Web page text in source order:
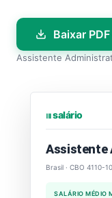
Baixar
Assistente
⏐⏐⏐ salário
Assistente
Brasil · CBO 4110-
SALÁRIO MÉDIO